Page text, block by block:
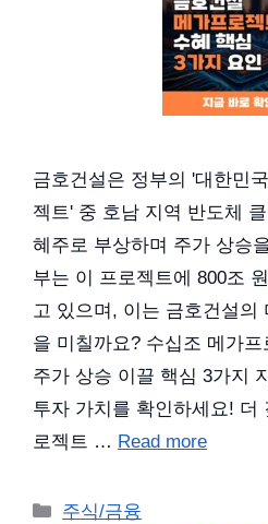
금호건설은 정부의 '대한민
젝트' 중 호남 지역 반도체
혜주로 부상하며 주가 상승
부는 이 프로젝트에 800조
고 있으며, 이는 금호건설의
을 미칠까요? 수십조 메가
주가 상승 이끌 핵심 3가지
투자 가치를 확인하세요! 더
로젝트 … Read more
카
주식/금융